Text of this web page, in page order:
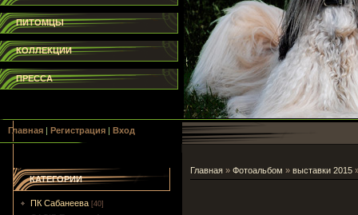
ПИТОМЦЫ
КОЛЛЕКЦИИ
ПРЕССА
Главная | Регистрация | Вход
КАТЕГОРИИ
ПК Сабанеева [40]
Главная » Фотоальбом » выставки 2015